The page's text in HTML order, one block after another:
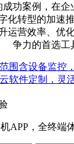
功案例，在企
化转型的加速
运营效率、优
争力的首选工
围含设备监控
软件定制，灵
APP，全终端